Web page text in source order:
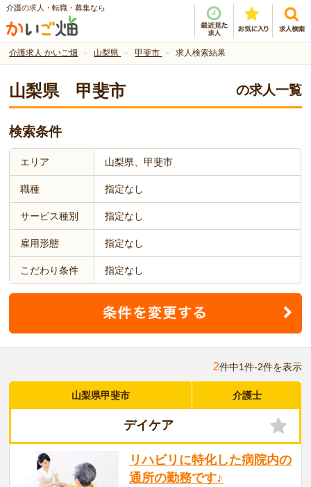
介護の求人・転職・募集なら
介護求人 かいご畑 山梨県 甲斐市 求人検索結果
山梨県 甲斐市 の求人一覧
検索条件
エリア 山梨県、甲斐市
職種 指定なし
サービス種別 指定なし
雇用形態 指定なし
こだわり条件 指定なし
2件中1件-2件を表示
山梨県甲斐市 介護士
デイケア
リハビリに特化した病院内の
通所の勤務です♪